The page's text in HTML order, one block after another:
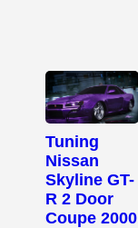
Tuning
Nissan
Skyline GT-
R 2 Door
Coupe 2000